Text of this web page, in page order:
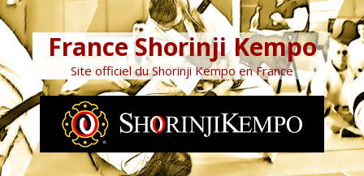
Aller
au
contenu France Shorinji Kempo
Site officiel du Shorinji Kempo en France